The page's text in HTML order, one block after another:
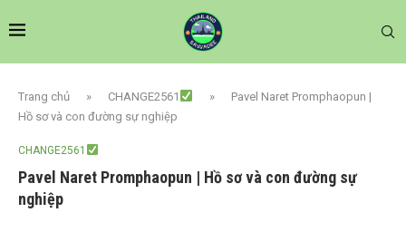
Trang chủ » CHANGE2561 »
Pavel Naret Promphaopun |
Hồ sơ và con đường sự nghiệp
CHANGE2561
Pavel Naret Promphaopun | Hồ sơ và con đường sự
nghiệp